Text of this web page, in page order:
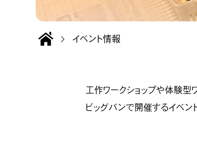
イベント情報
工作ワークショップや体験型
ビッグバンで開催するイベン